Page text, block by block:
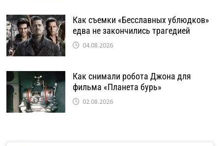
Как съемки «Бесславных ублюдков»
едва не закончились трагедией
04.08.2026
Как снимали робота Джона для
фильма «Планета бурь»
02.08.2026